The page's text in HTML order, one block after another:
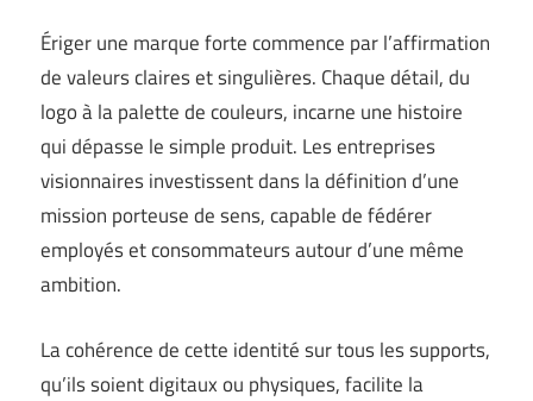
Ériger une marque forte commence par l’affirmation
de valeurs claires et singulières. Chaque détail, du
logo à la palette de couleurs, incarne une histoire
qui dépasse le simple produit. Les entreprises
visionnaires investissent dans la définition d’une
mission porteuse de sens, capable de fédérer
employés et consommateurs autour d’une même
ambition.
La cohérence de cette identité sur tous les supports,
qu’ils soient digitaux ou physiques, facilite la